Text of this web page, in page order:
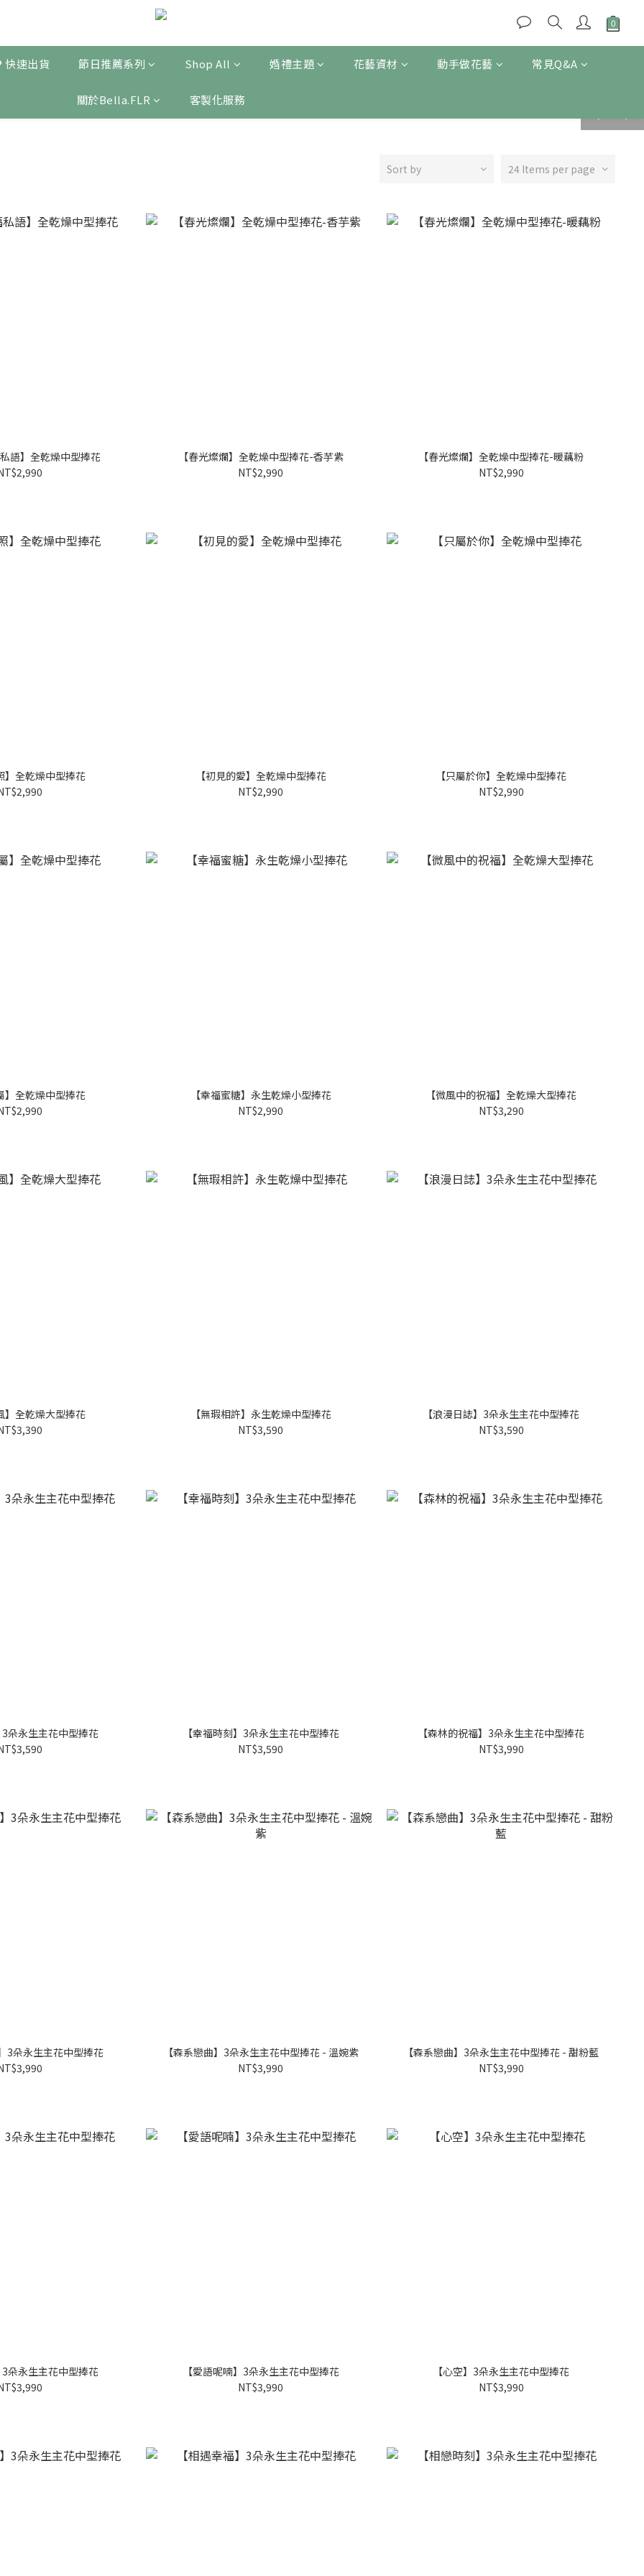
速出貨 節日推薦系列 Shop All 婚禮主題 花藝資材 動手做花藝 常見Q&A
關於Bella.FLR 客製化服務
Sort by 24 Items per page
語】全乾燥中型捧花
【春光燦爛】全乾燥中型捧花-香芋紫
NT$2,990
【春光燦爛】全乾燥中型捧花-暖藕粉
NT$2,990
】全乾燥中型捧花
【初見的愛】全乾燥中型捧花
NT$2,990
【只屬於你】全乾燥中型捧花
NT$2,990
】全乾燥中型捧花
【幸福蜜糖】永生乾燥小型捧花
NT$2,990
【微風中的祝福】全乾燥大型捧花
NT$3,290
】全乾燥大型捧花
【無瑕相許】永生乾燥中型捧花
NT$3,590
【浪漫日誌】3朵永生主花中型捧花
NT$3,590
朵永生主花中型捧花
【幸福時刻】3朵永生主花中型捧花
NT$3,590
【森林的祝福】3朵永生主花中型捧花
NT$3,990
3朵永生主花中型捧花
【森系戀曲】3朵永生主花中型捧花 - 溫婉紫
NT$3,990
【森系戀曲】3朵永生主花中型捧花 - 甜粉藍
NT$3,990
朵永生主花中型捧花
【愛語呢喃】3朵永生主花中型捧花
NT$3,990
【心空】3朵永生主花中型捧花
NT$3,990